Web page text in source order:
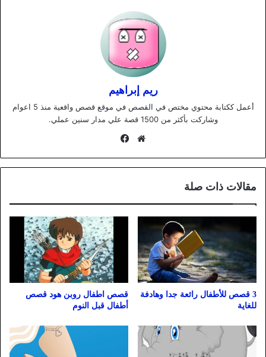
ريم إبراهيم
أعمل ككتابة محتوي مختص في القصص في موقع قصص واقعية منذ 5 اعوام
وشاركت بأكثر من 1500 قصة علي مدار سنين عملي.
موقع
مقالات ذات صلة
3 قصص للأطفال رائعة جدا وهادفة
للغاية
قصص اطفال روبن هود قصص
أطفال قبل النوم